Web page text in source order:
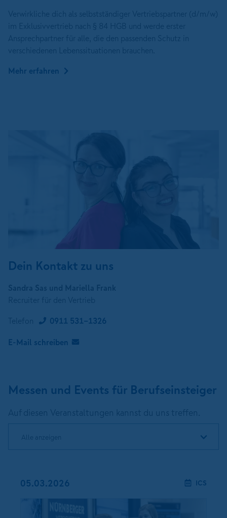
Mehr erfahren
Dein Kontakt zu uns
0911 531-1326
E-Mail schreiben
Messen und Events für Berufseinsteiger
05.03.2026 ICS